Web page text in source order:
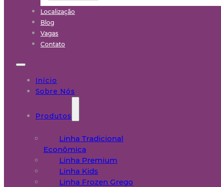
Localização
Blog
Vagas
Contato
Início
Sobre Nós
Produtos
Linha Tradicional
Econômica
Linha Premium
Linha Kids
Linha Frozen Grego